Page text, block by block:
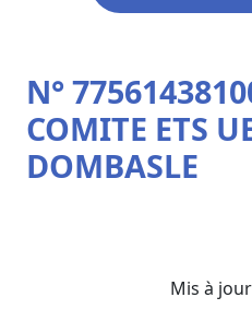
N°
COMITE ETS
DOMBASLE
Mis à